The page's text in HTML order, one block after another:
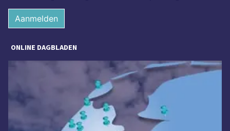
Aanmelden
ONLINE DAGBLADEN